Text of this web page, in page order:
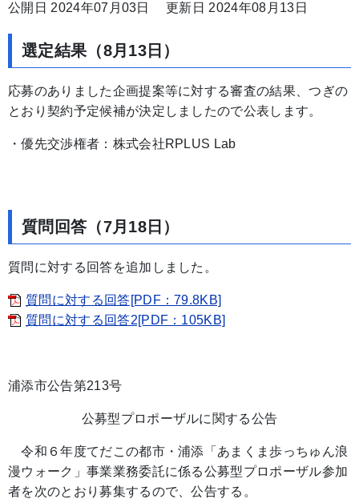
公開日 2024年07月03日
更新日 2024年08月13日
選定結果（8月13日）
応募のありました企画提案等に対する審査の結果、つぎの
とおり契約予定候補が決定しましたので公表します。
・優先交渉権者：株式会社RPLUS Lab
質問回答（7月18日）
質問に対する回答を追加しました。
質問に対する回答[PDF：79.8KB]
質問に対する回答2[PDF：105KB]
浦添市公告第213号
公募型プロポーザルに関する公告
令和６年度てだこの都市・浦添「あまくま歩っちゅん浪
漫ウォーク」事業業務委託に係る公募型プロポーザル参加
者を次のとおり募集するので、公告する。